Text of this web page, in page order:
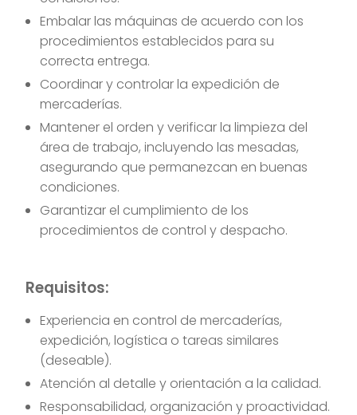
Embalar las máquinas de acuerdo con los
procedimientos establecidos para su
correcta entrega.
Coordinar y controlar la expedición de
mercaderías.
Mantener el orden y verificar la limpieza del
área de trabajo, incluyendo las mesadas,
asegurando que permanezcan en buenas
condiciones.
Garantizar el cumplimiento de los
procedimientos de control y despacho.
Requisitos:
Experiencia en control de mercaderías,
expedición, logística o tareas similares
(deseable).
Atención al detalle y orientación a la calidad.
Responsabilidad, organización y proactividad.